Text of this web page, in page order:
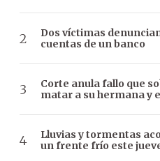
Dos víctimas
cuentas de un banco
Corte anula fallo que
matar a su hermana y
Lluvias y tormentas
un frente frío este